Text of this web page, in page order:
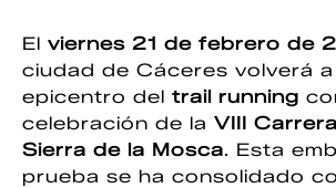
El viernes 21 de febrero de
ciudad de Cáceres volverá
epicentro del trail running
celebración de la VIII
Sierra de la Mosca. Esta
prueba se ha consolidado